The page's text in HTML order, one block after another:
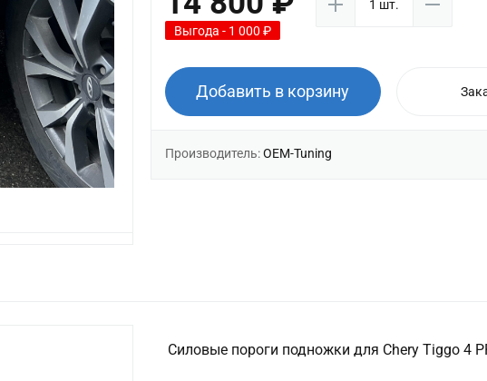
Выгода - 1 000 ₽
Добавить в корзину
Производитель:OEM-Tuning
Силовые пороги подножки для Chery Tiggo 4